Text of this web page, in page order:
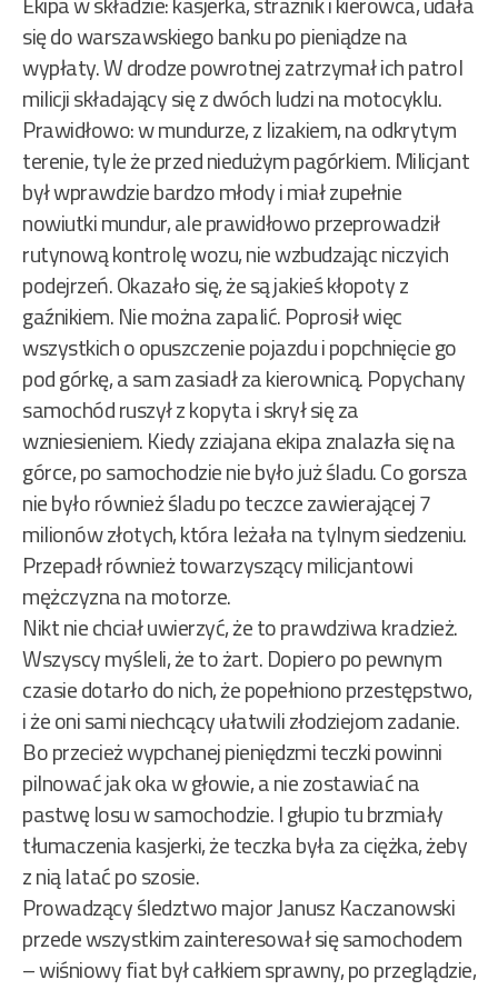
się do warszawskiego banku po pieniądze na
wypłaty. W drodze powrotnej zatrzymał ich patrol
milicji składający się z dwóch ludzi na motocyklu.
Prawidłowo: w mundurze, z lizakiem, na odkrytym
terenie, tyle że przed niedużym pagórkiem. Milicjant
był wprawdzie bardzo młody i miał zupełnie
nowiutki mundur, ale prawidłowo przeprowadził
rutynową kontrolę wozu, nie wzbudzając niczyich
podejrzeń. Okazało się, że są jakieś kłopoty z
gaźnikiem. Nie można zapalić. Poprosił więc
wszystkich o opuszczenie pojazdu i popchnięcie go
pod górkę, a sam zasiadł za kierownicą. Popychany
samochód ruszył z kopyta i skrył się za
wzniesieniem. Kiedy zziajana ekipa znalazła się na
górce, po samochodzie nie było już śladu. Co gorsza
nie było również śladu po teczce zawierającej 7
milionów złotych, która leżała na tylnym siedzeniu.
Przepadł również towarzyszący milicjantowi
mężczyzna na motorze.
Nikt nie chciał uwierzyć, że to prawdziwa kradzież.
Wszyscy myśleli, że to żart. Dopiero po pewnym
czasie dotarło do nich, że popełniono przestępstwo,
i że oni sami niechcący ułatwili złodziejom zadanie.
Bo przecież wypchanej pieniędzmi teczki powinni
pilnować jak oka w głowie, a nie zostawiać na
pastwę losu w samochodzie. I głupio tu brzmiały
tłumaczenia kasjerki, że teczka była za ciężka, żeby
z nią latać po szosie.
Prowadzący śledztwo major Janusz Kaczanowski
przede wszystkim zainteresował się samochodem
– wiśniowy fiat był całkiem sprawny, po przeglądzie,